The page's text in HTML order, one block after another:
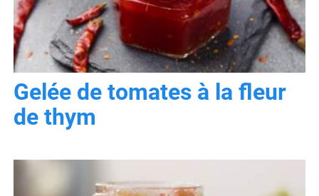
Gelée de tomates à la fleur
de thym